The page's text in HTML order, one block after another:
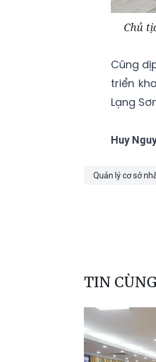
Chủ
Cũng
triển
Lạng
Huy
Quản lý cơ sở
TIN